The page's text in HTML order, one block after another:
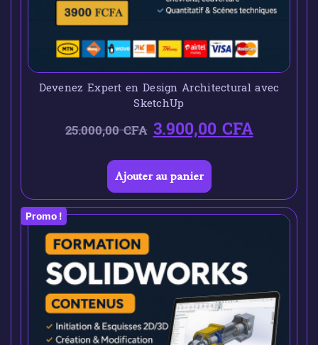
Devenez Expert en Design Architectural avec
SketchUp
25.000,00CFA 3.900,00CFA
Ajouter au panier
Promo !